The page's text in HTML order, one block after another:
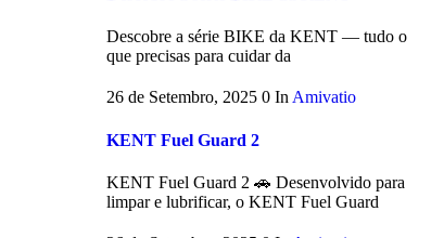
Descobre a série BIKE da KENT — tudo o
que precisas para cuidar da
26 de Setembro, 2025 0 In Amivatio
KENT Fuel Guard 2
KENT Fuel Guard 2 🚗 Desenvolvido para
limpar e lubrificar, o KENT Fuel Guard